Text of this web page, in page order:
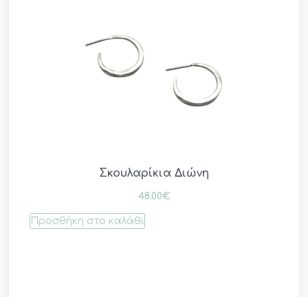
Σκουλαρίκια Διώνη
48.00€
Προσθήκη στο καλάθι